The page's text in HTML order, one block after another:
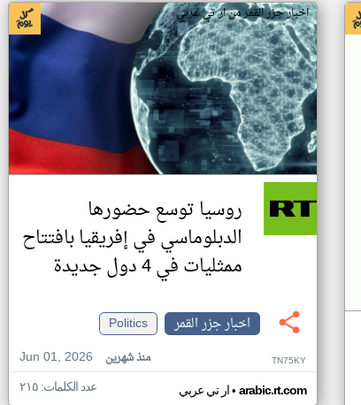
اخبار جزر القمر من ار تي عربي
روسيا توسع حضورها
الدبلوماسي في إفريقيا بافتتاح
ممثليات في 4 دول جديدة
اخبار جزر القمر
Politics
Jun 01, 2026
منذ شهرين TN75KY
ار تي عربي• arabic.rt.com عدد الكلمات: ٢١٥